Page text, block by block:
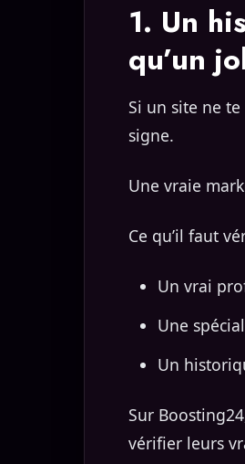
1. Un
qu’un
Si un site ne
signe.
Une vraie
Ce qu’il faut
Un vrai
Une
Un
Sur
vérifier leurs